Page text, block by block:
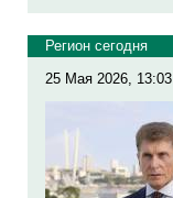
Регион сегодня
25 Мая 2026, 13:03